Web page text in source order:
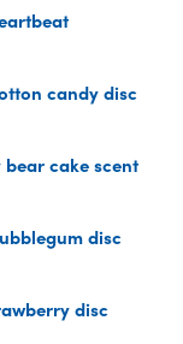
candy disc
cake scent
disc
disc